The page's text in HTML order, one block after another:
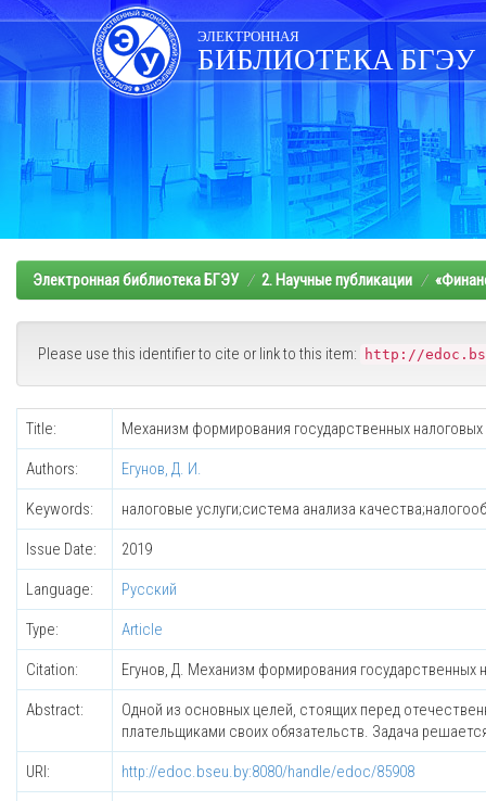
Skip
navigation
ЭЛЕКТРОННАЯ
БИБЛИОТЕКА БГЭУ
Электронная библиотека БГЭУ 2. Научные публикации
Please use this identifier to cite or link to this item: http://
Title: Механизм формирования государственных налоговых
Authors: Егунов, Д. И.
Keywords: налоговые услуги;система анализа
Issue Date: 2019
Language: Русский
Type: Article
Citation: Егунов, Д. Механизм формирования государственных
Abstract:
Одной из основных целей, стоящих перед
плательщиками своих обязательств. Задача
URI: http://edoc.bseu.by:8080/handle/edoc/85908